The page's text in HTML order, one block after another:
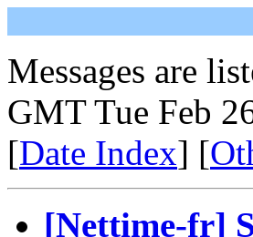
Messages are
GMT Tue Feb
[Date Index] [
[Nettime-fr]